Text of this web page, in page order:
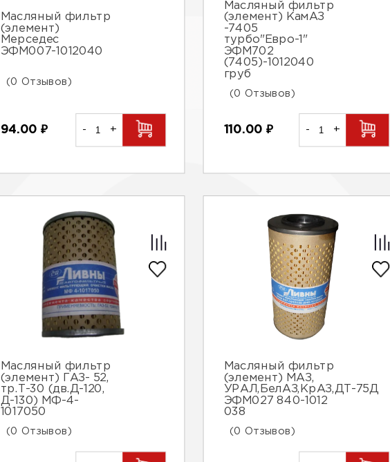
Масляный фильтр
(элемент)
Мерседес
ЭФМ007-1012040
(0 Отзывов)
94.00 ₽ - +
Масляный фильтр
(элемент) КамАЗ
-7405
турбо"Евро-1"
ЭФМ702
(7405)-1012040
груб
(0 Отзывов)
110.00 ₽ - +
Масляный фильтр
(элемент) ГАЗ- 52,
тр.Т-30 (дв.Д-120,
Д-130) МФ-4-
1017050
(0 Отзывов)
Масляный фильтр
(элемент) МАЗ,
УРАЛ,БелАЗ,КрАЗ,ДТ-75Д
ЭФМ027 840-1012
038
(0 Отзывов)